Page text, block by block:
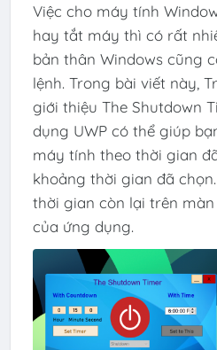
Việc cho máy tính
hay tắt máy thì có rất
bản thân Windows cũng
lệnh. Trong bài viết này,
giới thiệu The Shutdown
dụng UWP có thể giúp
máy tính theo thời gian
khoảng thời gian đã
thời gian còn lại trên
của ứng dụng.